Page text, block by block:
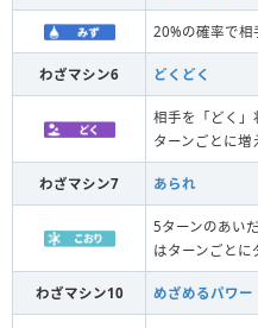
20%の確率で相
わざマシン6 どくどく
相手を「どく」
ターンごとに増
わざマシン7 あられ
5ターンのあい
はターンごとに
わざマシン10 めざめるパワー